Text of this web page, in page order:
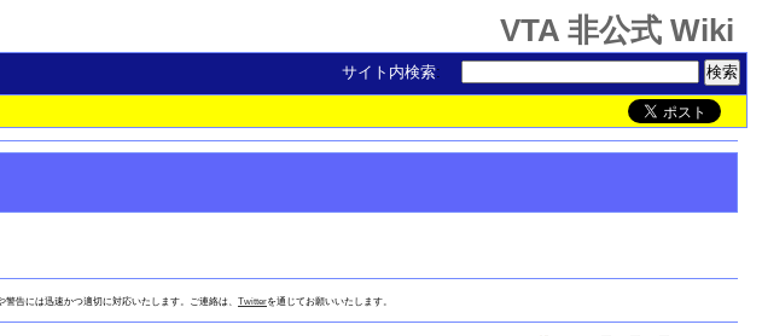
VTA 非公式 Wiki
サイト内検索:
告には迅速かつ適切に対応いたします。ご連絡は、 Twitterを通じてお願いいたします。